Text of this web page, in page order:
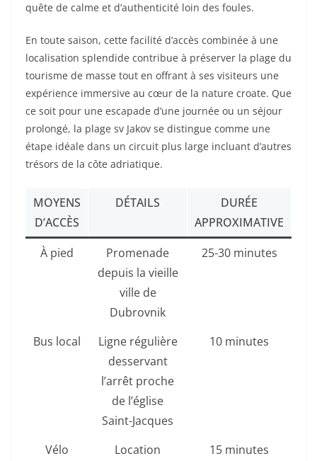
quête de calme et d’authenticité loin des foules.
En toute saison, cette facilité d’accès combinée à une
localisation splendide contribue à préserver la plage du
tourisme de masse tout en offrant à ses visiteurs une
expérience immersive au cœur de la nature croate. Que
ce soit pour une escapade d’une journée ou un séjour
prolongé, la plage sv Jakov se distingue comme une
étape idéale dans un circuit plus large incluant d’autres
trésors de la côte adriatique.
MOYENS
D’ACCÈS
DÉTAILS
DURÉE
APPROXIMATIVE
À pied
Promenade
depuis la vieille
ville de
Dubrovnik
25-30 minutes
Bus local
Ligne régulière
desservant
l’arrêt proche
de l’église
Saint-Jacques
10 minutes
Vélo
Location
15 minutes